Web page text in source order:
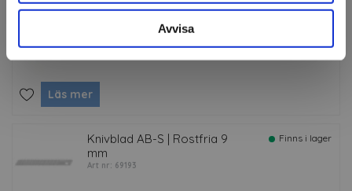
Avvisa
Läs mer
Knivblad AB-S | Rostfria 9
mm
Art nr: 69193
Finns i lager